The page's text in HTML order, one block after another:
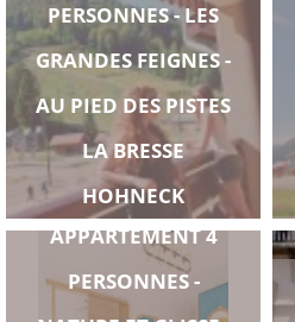
PERSONNES - LES
GRANDES FEIGNES -
AU PIED DES PISTES
LA BRESSE
HOHNECK
APPARTEMENT 4
PERSONNES -